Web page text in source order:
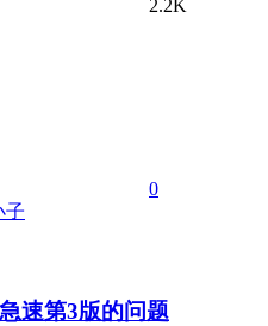
2.2K
0
子
速第3版的问题